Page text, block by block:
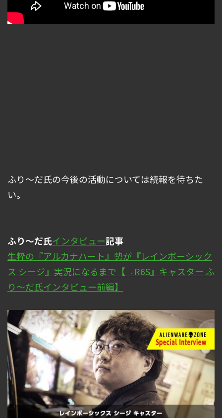
ふり～だ氏の今後の活動については続報を待ちた
い。
ふり～だ氏インタビュー記事
生粋の『アルカナハート』勢が『レインボーシック
ス シージ』実況になるまで【『R6S』キャスター ふ
り～だ氏インタビュー前編】